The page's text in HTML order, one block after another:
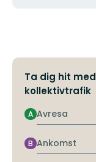
Ta dig hit med
kollektivtrafik
Avresa
A
Ankomst
B